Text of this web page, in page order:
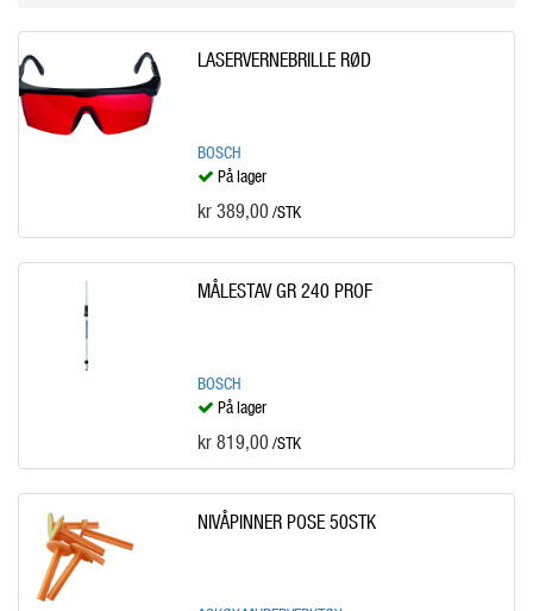
LASERVERNEBRILLE RØD
BOSCH
På lager
kr 389,00 /STK
MÅLESTAV GR 240 PROF
BOSCH
På lager
kr 819,00 /STK
NIVÅPINNER POSE 50STK